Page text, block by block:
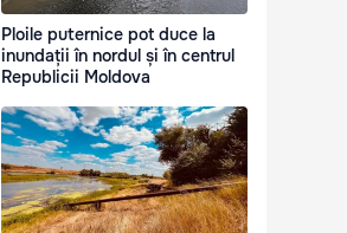
Ploile puternice pot duce la
inundații în nordul și în centrul
Republicii Moldova